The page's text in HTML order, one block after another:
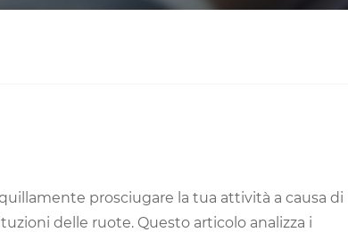
prosciugare la tua attività a causa di
delle ruote. Questo articolo analizza i